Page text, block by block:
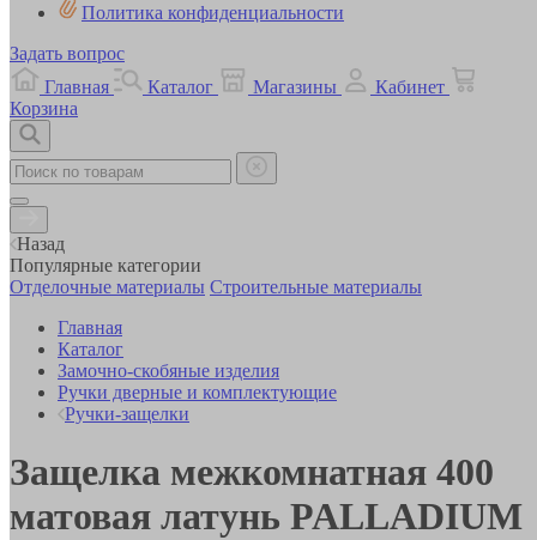
Политика конфиденциальности
Задать вопрос
Главная
Каталог Магазины
Кабинет
Корзина
Назад
Популярные категории
Отделочные материалы Строительные материалы
Главная
Каталог
Замочно-скобяные изделия
Ручки дверные и комплектующие
Ручки-защелки
Защелка межкомнатная 400
матовая латунь PALLADIUM